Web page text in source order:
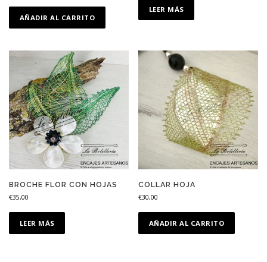
AÑADIR AL CARRITO
LEER MÁS
BROCHE FLOR CON HOJAS
€35,00
LEER MÁS
COLLAR HOJA
€30,00
AÑADIR AL CARRITO